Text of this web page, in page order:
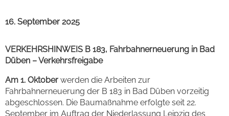
16. September 2025
VERKEHRSHINWEIS B 183, Fahrbahnerneuerung in Bad
Düben – Verkehrsfreigabe
Am 1. Oktober werden die Arbeiten zur
Fahrbahnerneuerung der B 183 in Bad Düben vorzeitig
abgeschlossen. Die Baumaßnahme erfolgte seit 22.
September im Auftrag der Niederlassung Leipzig des